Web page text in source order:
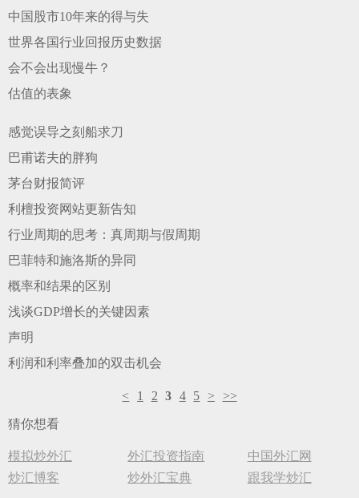
中国股市10年来的得与失
世界各国行业回报历史数据
会不会出现慢牛？
估值的表象
感觉误导之刻船求刀
巴甫诺夫的胖狗
茅台财报简评
利檀投资网站更新告知
行业周期的思考：真周期与假周期
巴菲特和施洛斯的异同
概率和结果的区别
浅谈GDP增长的关键因素
声明
利润和利率叠加的双击机会
< 1 2 3 4 5 > >>
猜你想看
模拟炒外汇 外汇投资指南
中国外汇网
炒汇博客
炒外汇宝典 跟我学炒汇